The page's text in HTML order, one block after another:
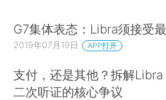
G7集体表态：Libra须接受
2019年07月19日 APP打开
支付，还是其他？拆解Libra
二次听证的核心争议